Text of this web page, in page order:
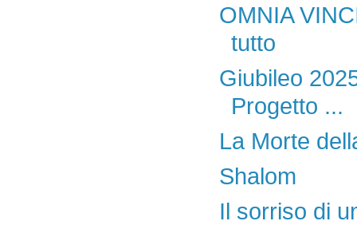
OMNIA
tutto
Giubileo
Progetto ...
La Morte
Shalom
Il sorriso di